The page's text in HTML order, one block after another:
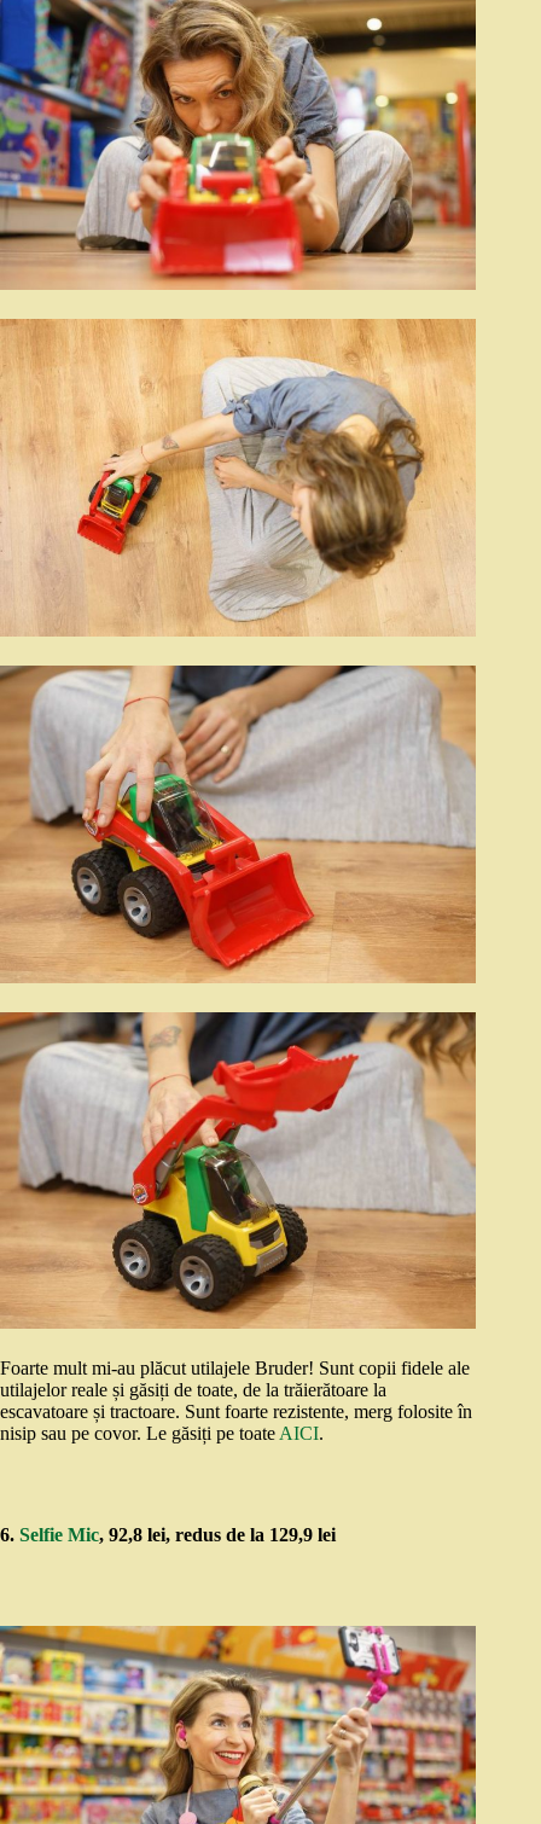
Foarte mult mi-au plăcut utilajele Bruder! Sunt copii fidele ale
utilajelor reale și găsiți de toate, de la trăierătoare la
escavatoare și tractoare. Sunt foarte rezistente, merg folosite în
nisip sau pe covor. Le găsiți pe toate AICI.
6. Selfie Mic, 92,8 lei, redus de la 129,9 lei